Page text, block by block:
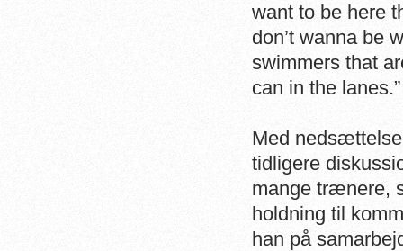
want to be here
don’t wanna be
swimmers that
can in the lanes.”
Med
tidligere
mange trænere,
holdning til
han på